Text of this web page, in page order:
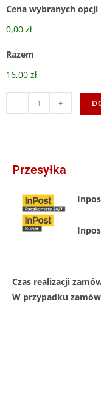
Cena wybranych opcji
0,00 zł
Razem
16,00 zł
- +
Przesyłka
Czas realizacji
W przypadku